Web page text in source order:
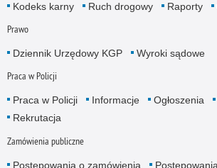
Kodeks karny
Ruch drogowy Raporty
Prawo
Dziennik Urzędowy KGP Wyroki sądowe
Praca w Policji
Praca w Policji Informacje Ogłoszenia
Rekrutacja
Zamówienia publiczne
Postępowania o zamówienia